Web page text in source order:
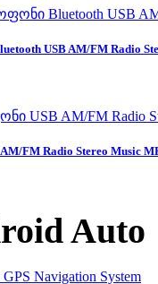
USB AM/FM Radio
FM Radio Stereo Music
Auto